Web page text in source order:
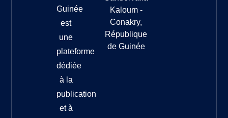
Guinée
est
une
plateforme
dédiée
à la
publication
et à
Kaloum -
Conakry,
République
de Guinée